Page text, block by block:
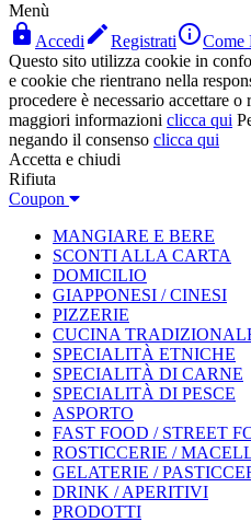
Menù
 Accedi RegistratiCome
Questo sito utilizza cookie in
e cookie che rientrano nella
procedere è necessario accettare
maggiori informazioni clicca qui
negando il consenso clicca qui
Accetta e chiudi
Rifiuta
Coupon
MANGIARE E BERE
SCONTI ALLA CARTA
DOMICILIO
GIAPPONESI / CINESI
PIZZERIE
CUCINA
SPECIALITÀ ETNICHE
SPECIALITÀ DI CARNE
SPECIALITÀ DI PESCE
ASPORTO
FAST FOOD / STREET
ROSTICCERIE /
GELATERIE /
DRINK / APERITIVI
PRODOTTI